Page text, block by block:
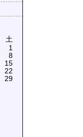
土
1
8
15
22
29